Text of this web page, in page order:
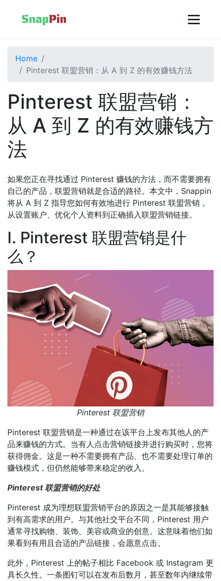
Home
Pinterest 联盟营销：从 A 到 Z 的有效赚钱方法
Pinterest 联盟营销：
从 A 到 Z 的有效赚钱方
法
如果您正在寻找通过 Pinterest 赚钱的方法，而不需要拥有
自己的产品，联盟营销就是合适的路径。本文中，Snappin
将从 A 到 Z 指导您如何有效地进行 Pinterest 联盟营销，
从设置账户、优化个人资料到正确插入联盟营销链接。
I. Pinterest 联盟营销是什
么？
Pinterest 联盟营销
Pinterest 联盟营销是一种通过在该平台上发布其他人的产
品来赚钱的方式。当有人点击营销链接并进行购买时，您将
获得佣金。这是一种不需要拥有产品、也不需要处理订单的
赚钱模式，但仍然能够带来稳定的收入。
Pinterest 联盟营销的好处
Pinterest 成为理想联盟营销平台的原因之一是其能够接触
到有高需求的用户。与其他社交平台不同，Pinterest 用户
通常寻找购物、装饰、美容或商业的创意。这意味着他们如
果看到有用且合适的产品链接，会愿意点击。
此外，Pinterest 上的帖子相比 Facebook 或 Instagram 更
具长久性。一条图钉可以在发布后数月，甚至数年内继续带